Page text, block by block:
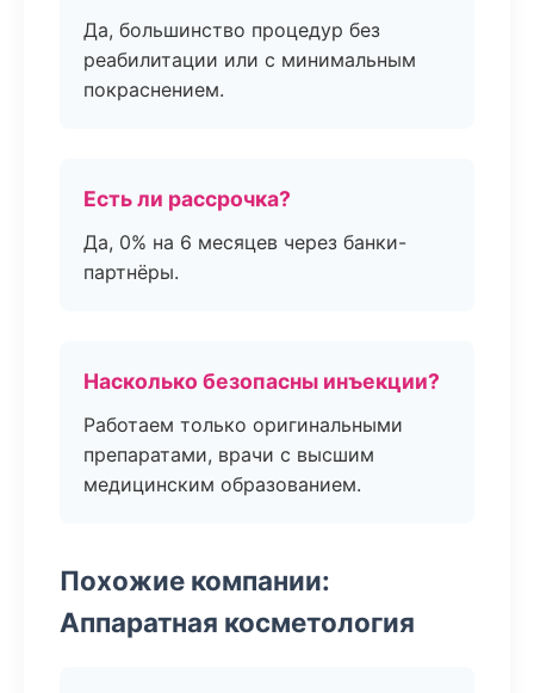
Да, большинство процедур без
реабилитации или с минимальным
покраснением.
Есть ли рассрочка?
Да, 0% на 6 месяцев через банки-
партнёры.
Насколько безопасны инъекции?
Работаем только оригинальными
препаратами, врачи с высшим
медицинским образованием.
Похожие компании:
Аппаратная косметология